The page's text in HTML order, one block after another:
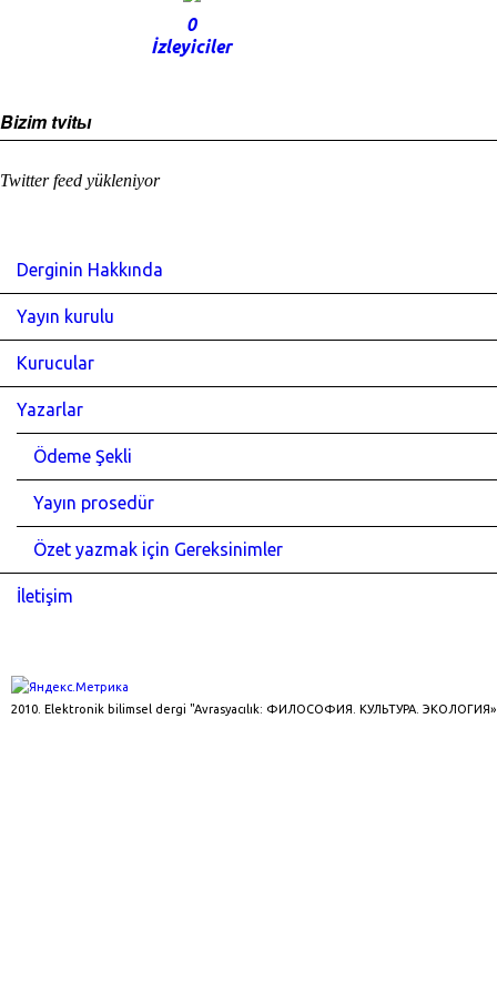
0
İzleyiciler
Bizim tvitы
Twitter feed yükleniyor
Derginin Hakkında
Yayın kurulu
Kurucular
Yazarlar
Ödeme Şekli
Yayın prosedür
Özet yazmak için Gereksinimler
İletişim
2010. Elektronik bilimsel dergi "Avrasyacılık: ФИЛОСОФИЯ. КУЛЬТУРА. ЭКОЛОГИЯ»